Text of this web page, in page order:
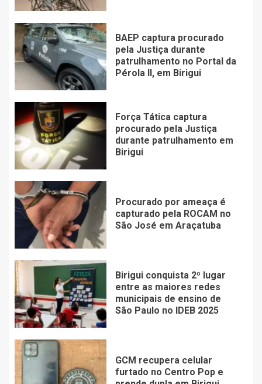
BAEP captura procurado
pela Justiça durante
patrulhamento no Portal da
Pérola ll, em Birigui
Força Tática captura
procurado pela Justiça
durante patrulhamento em
Birigui
Procurado por ameaça é
capturado pela ROCAM no
São José em Araçatuba
Birigui conquista 2º lugar
entre as maiores redes
municipais de ensino de
São Paulo no IDEB 2025
GCM recupera celular
furtado no Centro Pop e